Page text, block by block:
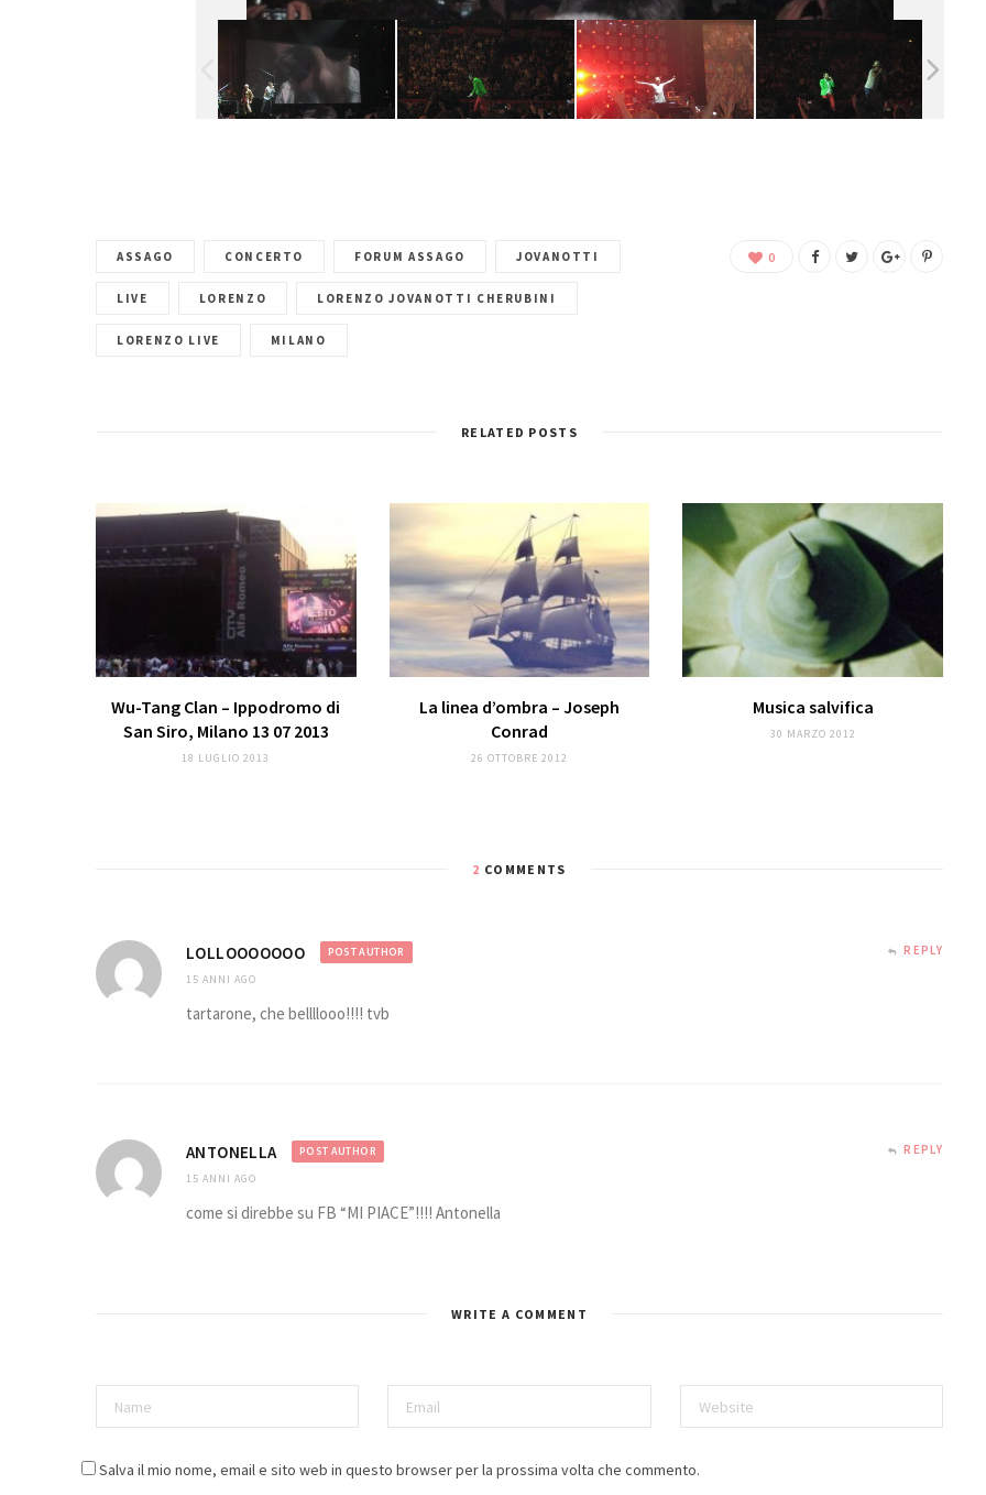
ASSAGO CONCERTO FORUM ASSAGO JOVANOTTI
LIVE LORENZO LORENZO JOVANOTTI CHERUBINI
LORENZO LIVE MILANO
0
RELATED POSTS
Wu-Tang Clan – Ippodromo di
San Siro, Milano 13 07 2013
18 LUGLIO 2013
La linea d’ombra – Joseph
Conrad
26 OTTOBRE 2012
Musica salvifica
30 MARZO 2012
2 COMMENTS
LOLLOOOOOOO
POST AUTHOR
15 ANNI AGO
REPLY
tartarone, che bellllooo!!!! tvb
ANTONELLA
POST AUTHOR
15 ANNI AGO
REPLY
come si direbbe su FB “MI PIACE”!!!! Antonella
WRITE A COMMENT
Salva il mio nome, email e sito web in questo browser per la prossima volta che commento.